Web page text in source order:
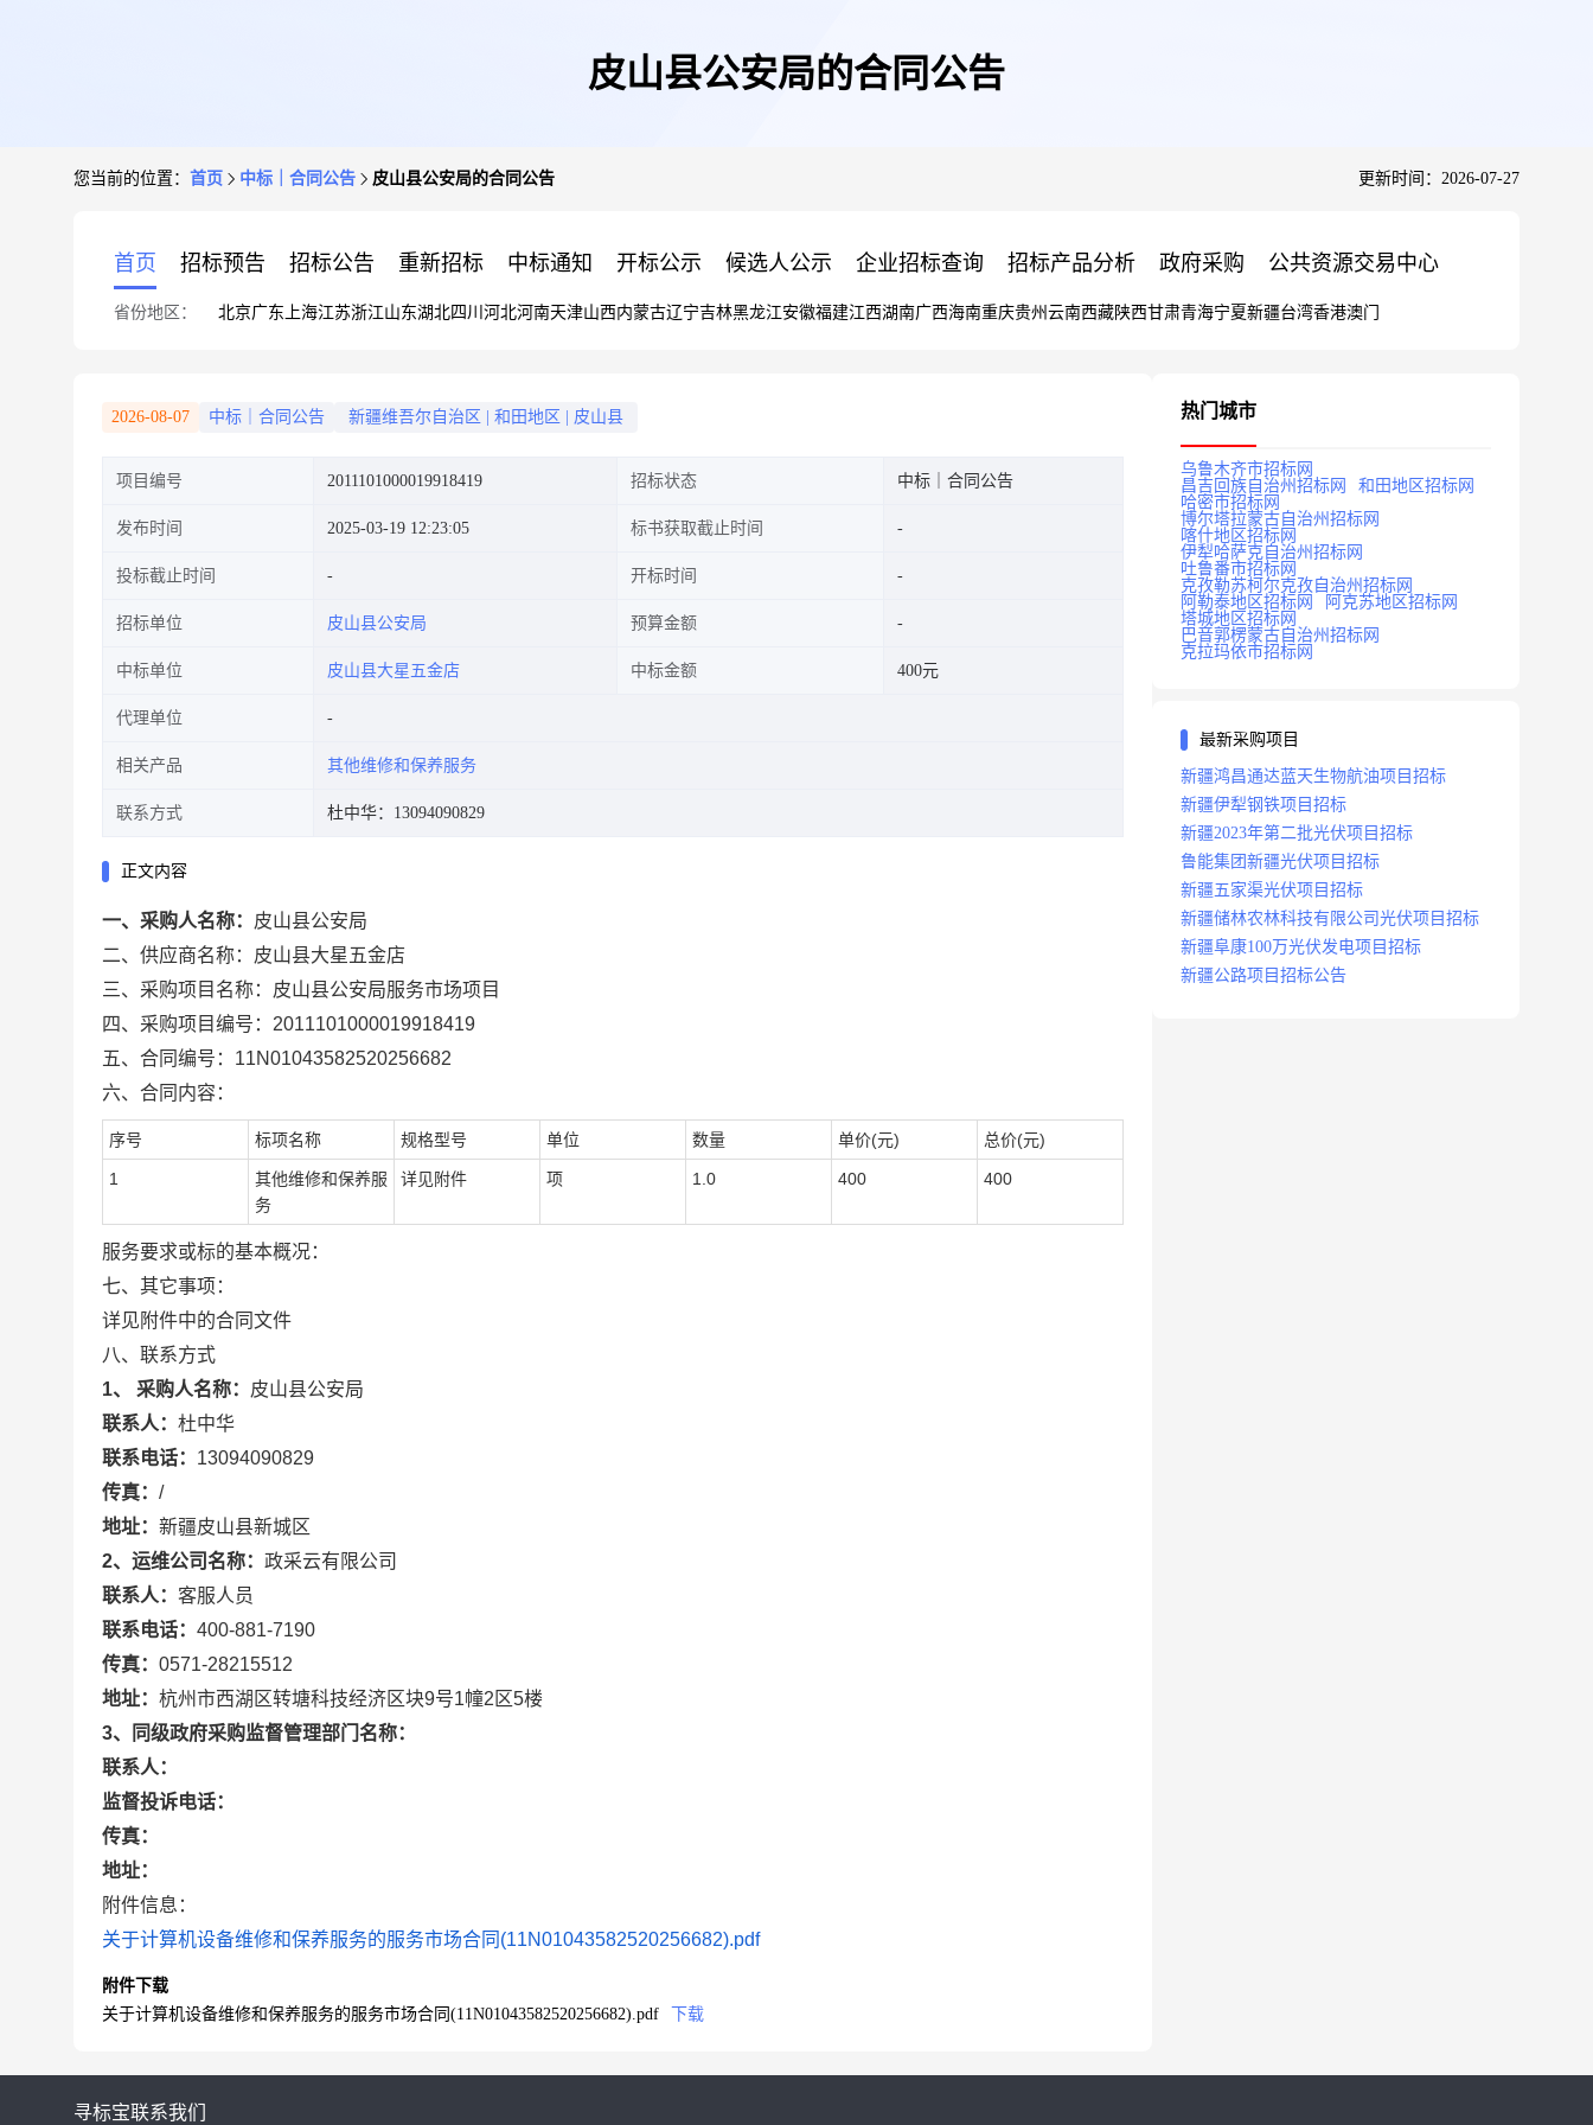
皮山县公安局的合同公告
您当前的位置： 首页 中标｜合同公告 皮山县公安局的合同公告 更新时间：2026-07-27
首页 招标预告 招标公告 重新招标 中标通知 开标公示 候选人公示 企业招标查询 招标产品分析 政府采购 公共资源交易中心
省份地区： 北京广东 上海江苏浙江山东湖北四川 河北河南天津山西内蒙古辽宁吉林黑龙江安徽福建江西湖南广西海南重庆贵州 云南西藏陕西甘肃青海宁夏新疆台湾香港澳门
2026-08-07 中标｜合同公告 新疆维吾尔自治区 和田地区 皮山县
项目编号 2011101000019918419 招标状态 中标｜合同公告
发布时间 2025-03-19 12:23:05 标书获取截止时间
投标截止时间 开标时间
招标单位 皮山县公安局 预算金额
中标单位 皮山县大星五金店 中标金额 400元
代理单位
相关产品 其他维修和保养服务
联系方式 杜中华：13094090829
正文内容
一、采购人名称： 皮山县公安局
二、供应商名称： 皮山县大星五金店
三、采购项目名称： 皮山县公安局服务市场项目
四、采购项目编号： 2011101000019918419
五、合同编号： 11N01043582520256682
六、合同内容：
序号 标项名称 规格型号 单位 数量 单价(元) 总价(元)
1
其他维修和保养服
务
详见附件 项 1.0 400 400
服务要求或标的基本概况：
七、其它事项：
详见附件中的合同文件
八、联系方式
1、 采购人名称： 皮山县公安局
联系人： 杜中华
联系电话： 13094090829
传真： /
地址： 新疆皮山县新城区
2、运维公司名称： 政采云有限公司
联系人： 客服人员
联系电话： 400-881-7190
传真： 0571-28215512
地址： 杭州市西湖区转塘科技经济区块9号1幢2区5楼
3、同级政府采购监督管理部门名称：
联系人：
监督投诉电话：
传真：
地址：
附件信息：
关于计算机设备维修和保养服务的服务市场合同(11N01043582520256682).pdf
附件下载
关于计算机设备维修和保养服务的服务市场合同(11N01043582520256682).pdf
下载
热门城市
乌鲁木齐市招标网
昌吉回族自治州招标网
和田地区招标网
哈密市招标网
博尔塔拉蒙古自治州招标网
喀什地区招标网
伊犁哈萨克自治州招标网
吐鲁番市招标网
克孜勒苏柯尔克孜自治州招标网
阿勒泰地区招标网
阿克苏地区招标网
塔城地区招标网
巴音郭楞蒙古自治州招标网
克拉玛依市招标网
最新采购项目
新疆鸿昌通达蓝天生物航油项目招标
新疆伊犁钢铁项目招标
新疆2023年第二批光伏项目招标
鲁能集团新疆光伏项目招标
新疆五家渠光伏项目招标
新疆储林农林科技有限公司光伏项目招标
新疆阜康100万光伏发电项目招标
新疆公路项目招标公告
寻标宝联系我们